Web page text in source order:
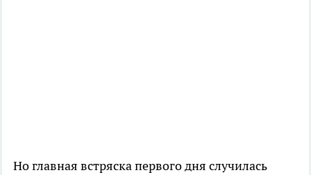
Но главная встряска первого дня случилась